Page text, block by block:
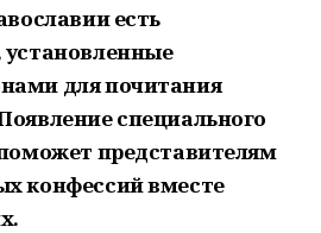
есть
для почитания
специального
представителям
конфессий вместе